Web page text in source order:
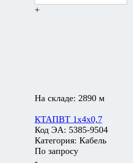
+
На складе: 2890 м
КТАПВТ 1х4х0,7
Код ЭА: 5385-9504
Категория: Кабель
По запросу